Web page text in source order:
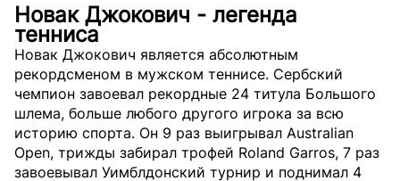
Новак Джокович - легенда
тенниса
Новак Джокович является абсолютным
рекордсменом в мужском теннисе. Сербский
чемпион завоевал рекордные 24 титула Большого
шлема, больше любого другого игрока за всю
историю спорта. Он 9 раз выигрывал Australian
Open, трижды забирал трофей Roland Garros, 7 раз
завоевывал Уимблдонский турнир и поднимал 4